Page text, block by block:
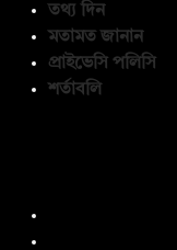
তথ্য দিন
মতামত জানান
প্রাইভেসি পলিসি
শর্তাবলি